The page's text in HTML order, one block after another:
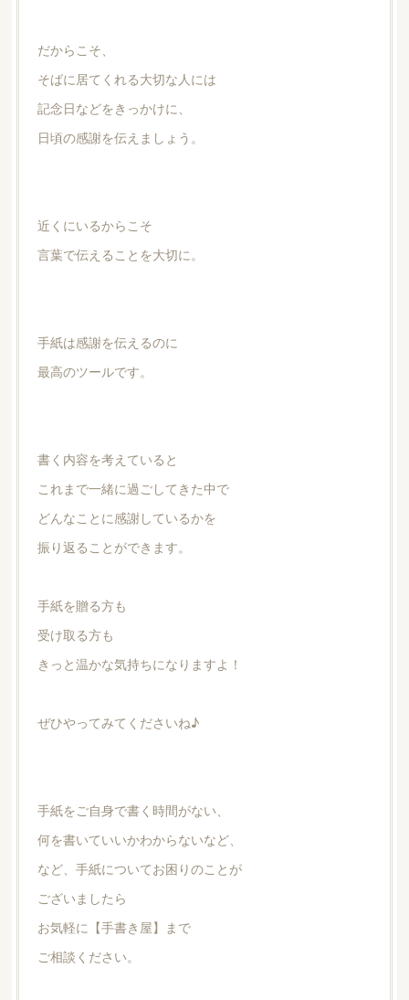
だからこそ、
そばに居てくれる大切な人には
記念日などをきっかけに、
日頃の感謝を伝えましょう。
近くにいるからこそ
言葉で伝えることを大切に。
手紙は感謝を伝えるのに
最高のツールです。
書く内容を考えていると
これまで一緒に過ごしてきた中で
どんなことに感謝しているかを
振り返ることができます。
手紙を贈る方も
受け取る方も
きっと温かな気持ちになりますよ！
ぜひやってみてくださいね♪
手紙をご自身で書く時間がない、
何を書いていいかわからないなど、
など、手紙についてお困りのことが
ございましたら
お気軽に【手書き屋】まで
ご相談ください。